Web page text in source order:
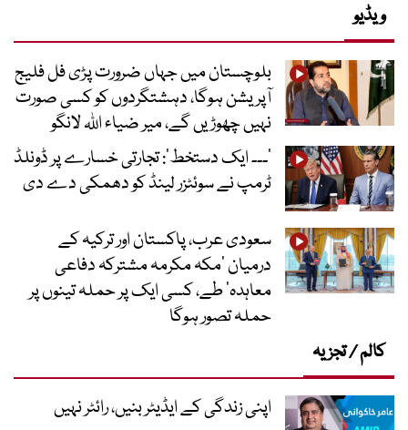
ویڈیو
بلوچستان میں جہاں ضرورت پڑی فل فلیج
آپریشن ہوگا، دہشتگردوں کو کسی صورت
نہیں چھوڑیں گے، میر ضیاء اللہ لانگو
’۔۔۔ ایک دستخط‘: تجارتی خسارے پر ڈونلڈ
ٹرمپ نے سوئٹزر لینڈ کو دھمکی دے دی
سعودی عرب، پاکستان اور ترکیہ کے
درمیان ’مکہ مکرمہ مشترکہ دفاعی
معاہدہ‘ طے، کسی ایک پر حملہ تینوں پر
حملہ تصور ہوگا
کالم / تجزیہ
اپنی زندگی کے ایڈیٹر بنیں، رائٹر نہیں